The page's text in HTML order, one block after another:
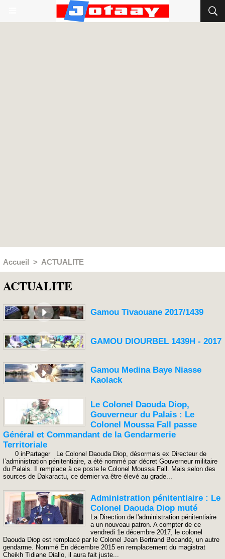
Accueil > ACTUALITE
ACTUALITE
Gamou Tivaouane 2017/1439
GAMOU DIOURBEL 1439H - 2017
Gamou Medina Baye Niasse
Kaolack
Le Colonel Daouda Diop,
Gouverneur du Palais : Le
Colonel Moussa Fall passe
Général et Commandant de la Gendarmerie
Territoriale
0 inPartager Le Colonel Daouda Diop, désormais ex Directeur de
l’administration pénitentiaire, a été nommé par décret Gouverneur militaire
du Palais. Il remplace à ce poste le Colonel Moussa Fall. Mais selon des
sources de Dakaractu, ce dernier va être élevé au grade...
Administration pénitentiaire : Le
Colonel Daouda Diop muté
La Direction de l'administration pénitentiaire
a un nouveau patron. A compter de ce
vendredi 1e décembre 2017, le colonel
Daouda Diop est remplacé par le Colonel Jean Bertrand Bocandé, un autre
gendarme. Nommé En décembre 2015 en remplacement du magistrat
Cheikh Tidiane Diallo, il aura fait juste...